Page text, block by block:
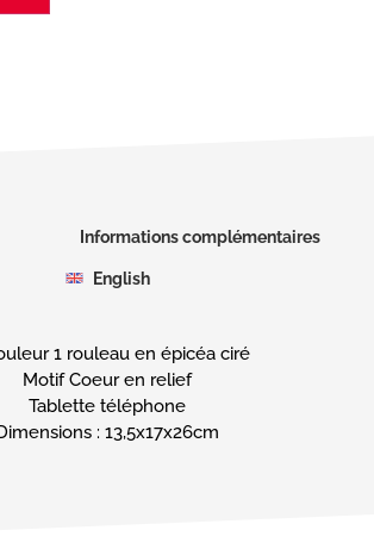
Informations complémentaires
English
1 rouleau en épicéa ciré
Motif Coeur en relief
Tablette téléphone
: 13,5x17x26cm